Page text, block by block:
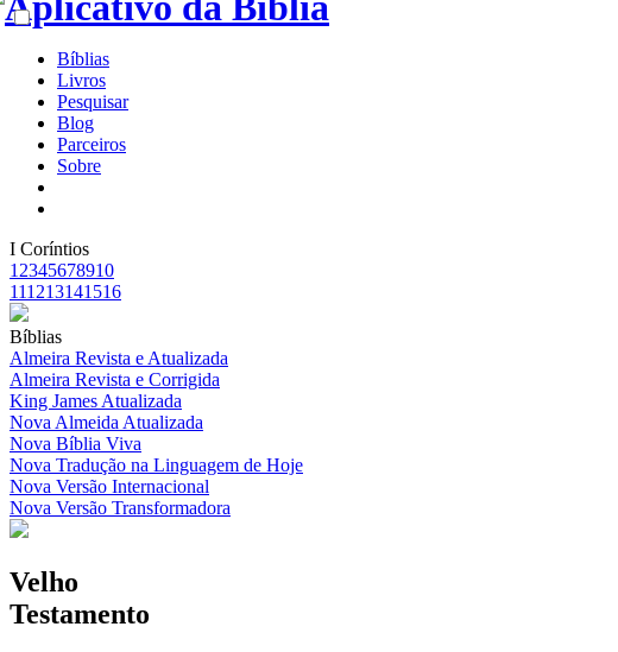
Bíblias
Livros
Pesquisar
Blog
Parceiros
Sobre
I Coríntios
1 2345678910
111213141516
Bíblias
Almeira Revista e Atualizada
Almeira Revista e Corrigida
King James Atualizada
Nova Almeida Atualizada
Nova Bíblia Viva
Nova Tradução na Linguagem de Hoje
Nova Versão Internacional
Nova Versão Transformadora
Velho
Testamento